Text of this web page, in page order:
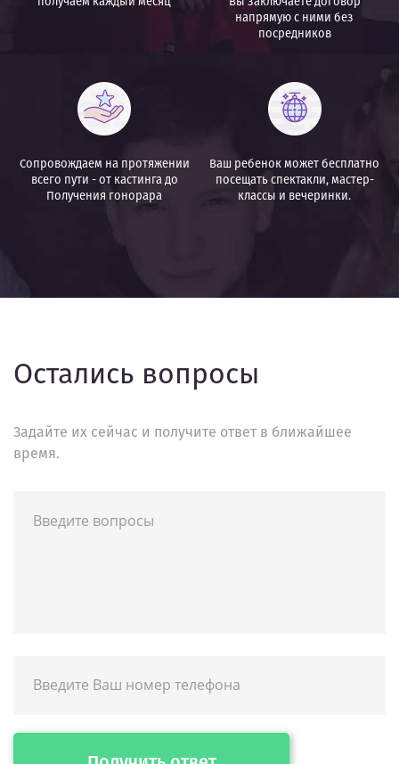
напрямую с ними без
посредников
Сопровождаем на протяжении
всего пути - от кастинга до
Получения гонорара
Ваш ребенок может бесплатно
посещать спектакли,мастер-
классы и вечеринки.
Остались вопросы
Задайте их сейчас и получите ответ в ближайшее
время.